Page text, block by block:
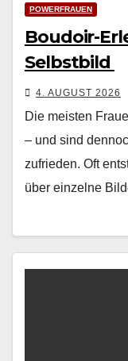
POWERFRAUEN
Boudoir-
Selbstbild
4. AUGUST 2026
Die meis­ten
– und sind
zufrieden. Oft
über einzelne